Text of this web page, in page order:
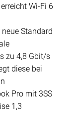
Wi-Fi 6
Standard
zu 4,8 Gbit/s
diese bei
Pro mit 3SS
1,3